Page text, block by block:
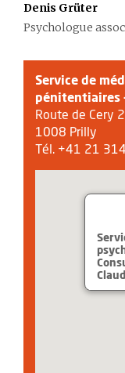
Denis Grüter
Psychologue
Service de
pénitentiaires
Route de Cery
1008 Prilly
Tél. +41 21